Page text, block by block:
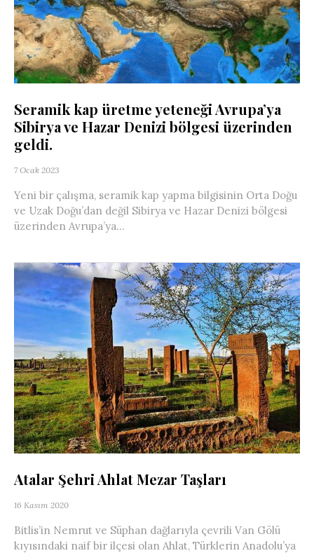
Seramik kap üretme yeteneği Avrupa’ya
Sibirya ve Hazar Denizi bölgesi üzerinden
geldi.
7 Ocak 2023
Yeni bir çalışma, seramik kap yapma bilgisinin Orta Doğu
ve Uzak Doğu’dan değil Sibirya ve Hazar Denizi bölgesi
üzerinden Avrupa’ya...
Atalar Şehri Ahlat Mezar Taşları
16 Kasım 2020
Bitlis’in Nemrut ve Süphan dağlarıyla çevrili Van Gölü
kıyısındaki naif bir ilçesi olan Ahlat, Türklerin Anadolu’ya